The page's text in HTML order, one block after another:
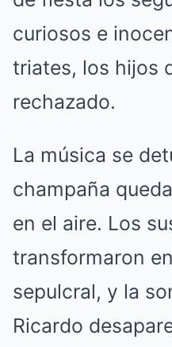
curiosos e
triates, los hijos
rechazado.
La música se
champaña
en el aire. Los
transformaron
sepulcral, y la
Ricardo